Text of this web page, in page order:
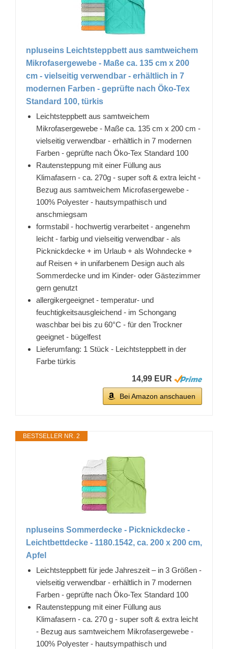
npluseins Leichtsteppbett aus samtweichem
Mikrofasergewebe - Maße ca. 135 cm x 200
cm - vielseitig verwendbar - erhältlich in 7
modernen Farben - geprüfte nach Öko-Tex
Standard 100, türkis
Leichtsteppbett aus samtweichem
Mikrofasergewebe - Maße ca. 135 cm x 200 cm -
vielseitig verwendbar - erhältlich in 7 modernen
Farben - geprüfte nach Öko-Tex Standard 100
Rautensteppung mit einer Füllung aus
Klimafasern - ca. 270g - super soft & extra leicht -
Bezug aus samtweichem Microfasergewebe -
100% Polyester - hautsympathisch und
anschmiegsam
formstabil - hochwertig verarbeitet - angenehm
leicht - farbig und vielseitig verwendbar - als
Picknickdecke + im Urlaub + als Wohndecke +
auf Reisen + in unifarbenem Design auch als
Sommerdecke und im Kinder- oder Gästezimmer
gern genutzt
allergikergeeignet - temperatur- und
feuchtigkeitsausgleichend - im Schongang
waschbar bei bis zu 60°C - für den Trockner
geeignet - bügelfest
Lieferumfang: 1 Stück - Leichtsteppbett in der
Farbe türkis
14,99 EUR
Bei Amazon anschauen
BESTSELLER NR. 2
npluseins Sommerdecke - Picknickdecke -
Leichtbettdecke - 1180.1542, ca. 200 x 200 cm,
Apfel
Leichtsteppbett für jede Jahreszeit – in 3 Größen -
vielseitig verwendbar - erhältlich in 7 modernen
Farben - geprüfte nach Öko-Tex Standard 100
Rautensteppung mit einer Füllung aus
Klimafasern - ca. 270 g - super soft & extra leicht
- Bezug aus samtweichem Mikrofasergewebe -
100% Polyester - hautsympathisch und